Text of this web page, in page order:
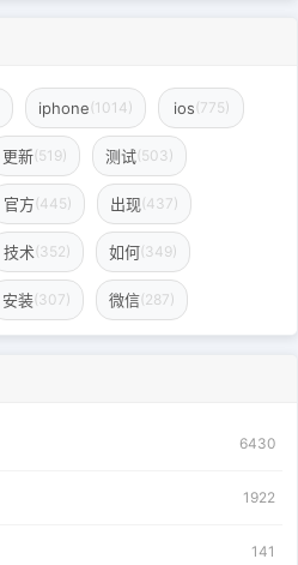
iphone(1014) ios(775)
更新(519) 测试(503)
官方(445) 出现(437)
技术(352) 如何(349)
安装(307) 微信(287)
6430
1922
141